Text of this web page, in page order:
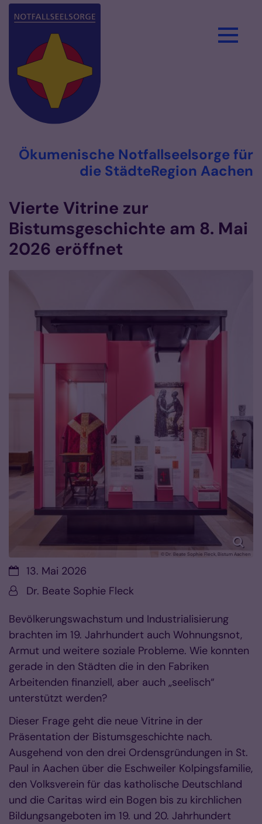
Zum Inhalt springen
Ökumenische Notfallseelsorge für
die StädteRegion Aachen
Vierte Vitrine zur
Bistumsgeschichte am 8. Mai
2026 eröffnet
© Dr. Beate Sophie Fleck, Bistum Aachen
Datum:13. Mai 2026
Von:Dr. Beate Sophie Fleck
Bevölkerungswachstum und Industrialisierung
brachten im 19. Jahrhundert auch Wohnungsnot,
Armut und weitere soziale Probleme. Wie konnten
gerade in den Städten die in den Fabriken
Arbeitenden finanziell, aber auch „seelisch“
unterstützt werden?
Dieser Frage geht die neue Vitrine in der
Präsentation der Bistumsgeschichte nach.
Ausgehend von den drei Ordensgründungen in St.
Paul in Aachen über die Eschweiler Kolpingsfamilie,
den Volksverein für das katholische Deutschland
und die Caritas wird ein Bogen bis zu kirchlichen
Bildungsangeboten im 19. und 20. Jahrhundert